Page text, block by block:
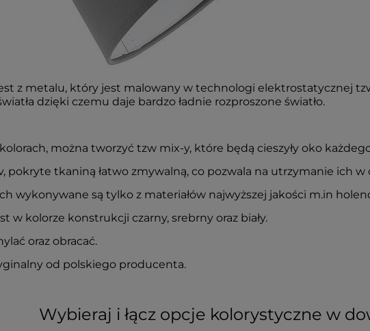
z metalu, który jest malowany w technologi elektrostatycznej
dzięki czemu daje bardzo ładnie rozproszone światło.
można tworzyć tzw mix-y, które będą cieszyły oko
pokryte tkaniną łatwo zmywalną, co pozwala na utrzymanie ich
wykonywane są tylko z materiałów najwyższej jakości m.in
w kolorze konstrukcji czarny, srebrny oraz biały.
oraz obracać.
od polskiego producenta.
Wybieraj i łącz opcje kolorystyczne w